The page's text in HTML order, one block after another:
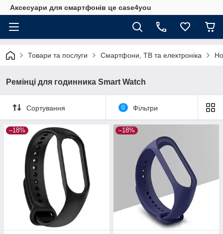
Аксесуари для смартфонів це case4you
Товари та послуги Смартфони, ТВ та електроніка
Ремінці для годинника Smart Watch
Сортування 0 Фільтри
–18% –18%